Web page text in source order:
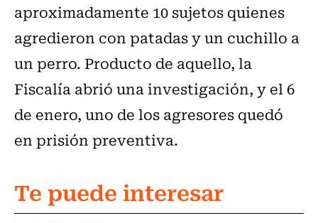
aproximadamente 10 sujetos quienes
agredieron con patadas y un cuchillo a
un perro. Producto de aquello, la
Fiscalía abrió una investigación, y el 6
de enero, uno de los agresores quedó
en prisión preventiva.
Te puede interesar